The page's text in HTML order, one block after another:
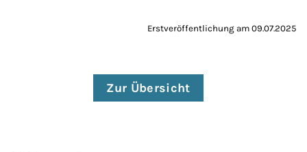
Erstveröffentlichung am 09.07.2025
Zur Übersicht